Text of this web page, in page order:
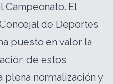
Campeonato. El
de Deportes
puesto en valor la
de estos
plena normalización y